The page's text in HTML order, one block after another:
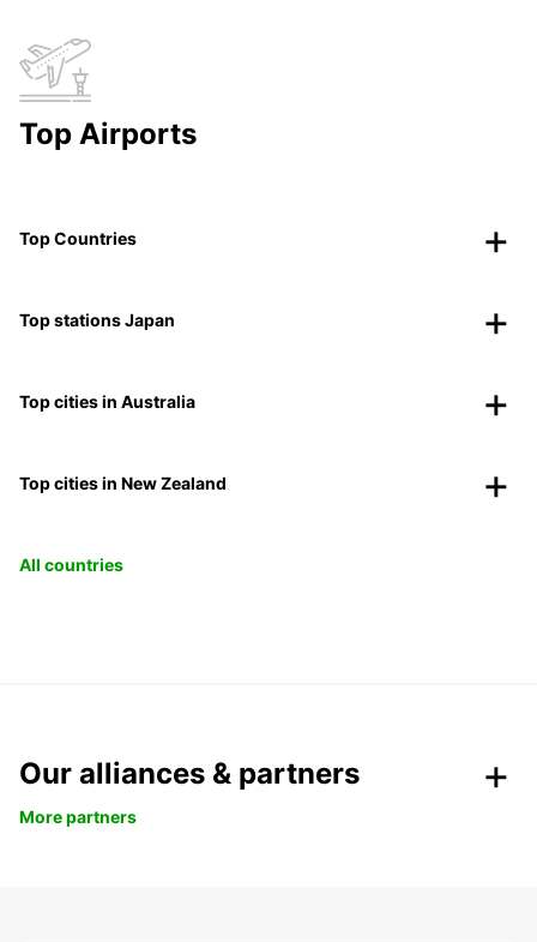
Top Airports
Top Countries
Top stations Japan
Top cities in Australia
Top cities in New Zealand
All countries
Our alliances & partners
More partners